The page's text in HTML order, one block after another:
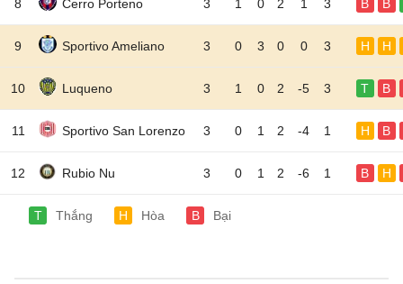
8 Cerro Porteno 3 1 0 2 1 3 B B
9 Sportivo Ameliano 3 0 3 0 0 3 H H
10 Luqueno 3 1 0 2 -5 3 T B
11 Sportivo San Lorenzo 3 0 1 2 -4 1 H B
12 Rubio Nu 3 0 1 2 -6 1 B H
T Thắng H Hòa B Bại